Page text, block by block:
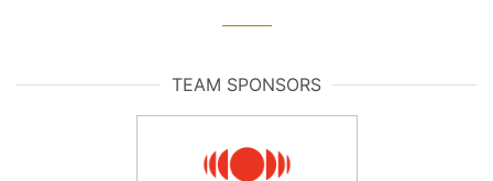
TEAM SPONSORS